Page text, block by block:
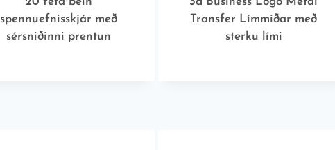
spennuefnisskjár með
sérsniðinni prentun
Transfer Límmiðar með
sterku lími